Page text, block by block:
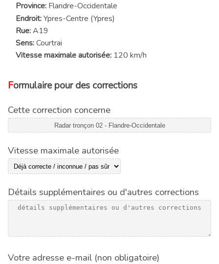
Province: Flandre-Occidentale
Endroit:Ypres-Centre (Ypres)
Rue:A19
Sens:Courtrai
Vitesse maximale autorisée: 120 km/h
Formulaire pour des corrections
Cette correction concerne
Vitesse maximale autorisée
Détails supplémentaires ou d'autres corrections
Votre adresse e-mail (non obligatoire)